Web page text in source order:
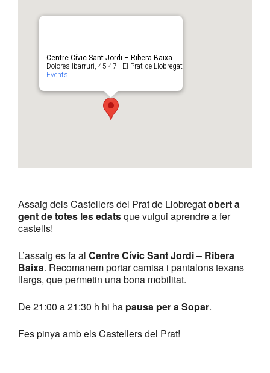
Centre Cívic Sant Jordi – Ribera Baixa
Dolores Ibarruri, 45-47 - El Prat de Llobregat
Events
Assaig dels Castellers del Prat de Llobregatobert a
gent de totes les edatsque vulgui aprendre a fer
castells!
L’assaig es fa al Centre Cívic Sant Jordi – Ribera
Baixa. Recomanem portar camisa i pantalons texans
llargs, que permetin una bona mobilitat.
De 21:00 a 21:30 h hi ha pausa per a Sopar.
Fes pinya amb els Castellers del Prat!